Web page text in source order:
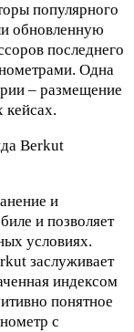
популярного
обновленную
последнего
Одна
– размещение
кейсах.
и
и позволяет
условиях.
заслуживает
индексом
понятное
с